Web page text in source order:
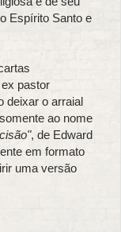
Espírito Santo e
pastor
deixar o arraial
ao nome
, de Edward
em formato
uma versão